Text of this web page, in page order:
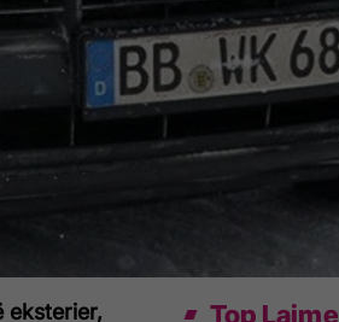
eksterier,
Top Lajme